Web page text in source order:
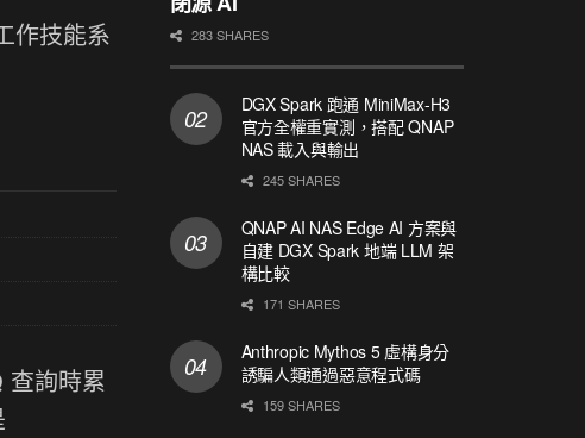
作技能系
查詢時累
283 SHARES
DGX Spark 跑通 MiniMax-H3
官方全權重實測，搭配 QNAP
NAS 載入與輸出
245 SHARES
QNAP AI NAS Edge AI 方案與
自建 DGX Spark 地端 LLM 架
構比較
171 SHARES
Anthropic Mythos 5 虛構身分
誘騙人類通過惡意程式碼
159 SHARES